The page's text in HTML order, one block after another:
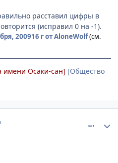
расставил цифры в
(исправил 0 на -1).
200916 гот AloneWolf(см.
имени Осаки-сан] [Общество